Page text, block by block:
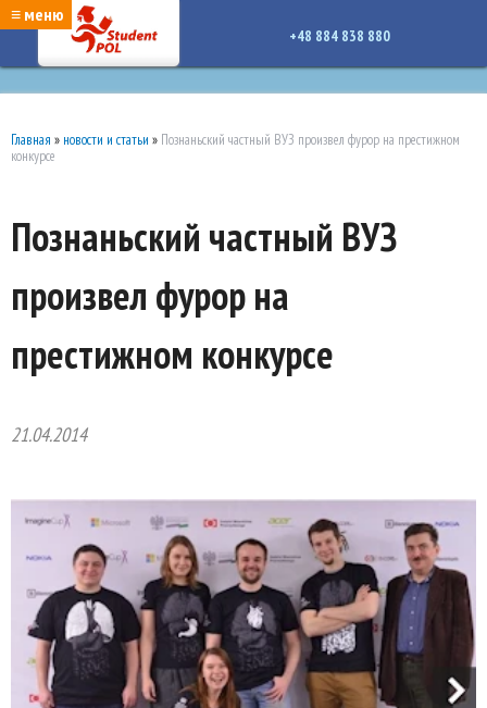
google-site-verification: google7a917c261df1566b.htmlgoogle-site-verification:
google7a917c261df1566b.html
≡ меню
+48 884 838 880
Главная » новости и статьи » Познаньский частный ВУЗ произвел фурор на престижном
конкурсе
Познаньский частный ВУЗ
произвел фурор на
престижном конкурсе
21.04.2014